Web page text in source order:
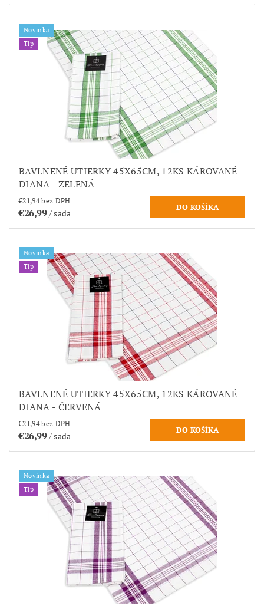
Novinka
Tip
BAVLNENÉ UTIERKY 45X65CM, 12KS KÁROVANÉ
DIANA - ZELENÁ
€21,94 bez DPH
€26,99/ sada
Novinka
Tip
BAVLNENÉ UTIERKY 45X65CM, 12KS KÁROVANÉ
DIANA - ČERVENÁ
€21,94 bez DPH
€26,99/ sada
Novinka
Tip